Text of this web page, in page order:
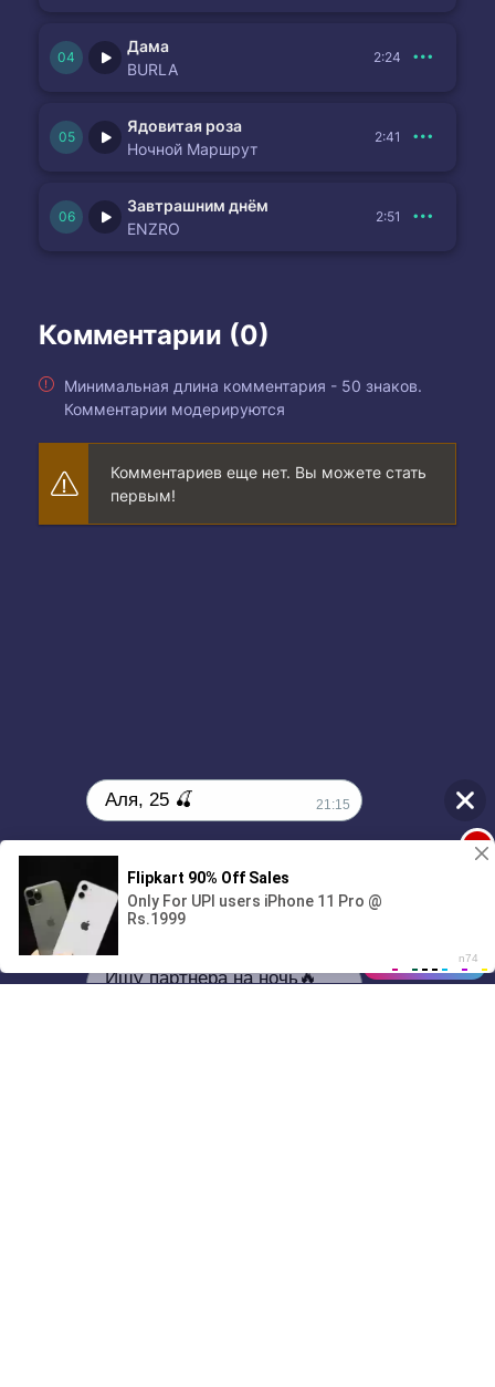
Дама
BURLA
2:24
Ядовитая роза
Ночной Маршрут
2:41
Завтрашним днём
ENZRO
2:51
Комментарии (0)
Минимальная длина комментария - 50 знаков.
Комментарии модерируются
Комментариев еще нет. Вы можете стать
первым!
01/07
00:00
Аля, 25 🍒 21:15
Ищу партнёра на ночь🔥
1